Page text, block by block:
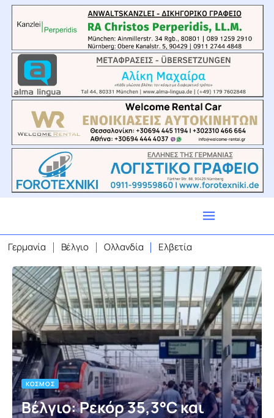
Γερμανία Βέλγιο Ολλανδία Ελβετία
ΚΌΣΜΟΣ
Βέλγιο: Ρεκόρ 35,3°C και